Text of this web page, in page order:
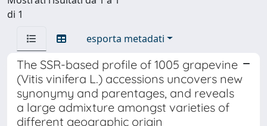
di 1
esporta metadati
The SSR-based profile of 1005 grapevine
(Vitis vinifera L.) accessions uncovers new
synonymy and parentages, and reveals
a large admixture amongst varieties of
different geographic origin